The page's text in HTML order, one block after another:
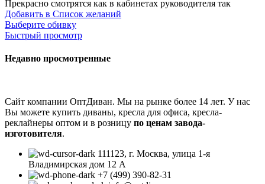
Прекрасно смотрятся как в кабинетах руководителя так
Добавить в Список желаний
Выберите обивку
Быстрый просмотр
Недавно просмотренные
Сайт компании ОптДиван. Мы на рынке более 14 лет. У нас
Вы можете купить диваны, кресла для офиса, кресла-
реклайнеры оптом и в розницу по ценам завода-
изготовителя.
111123, г. Москва, улица 1-я
Владимирская дом 12 А
+7 (499) 390-82-31